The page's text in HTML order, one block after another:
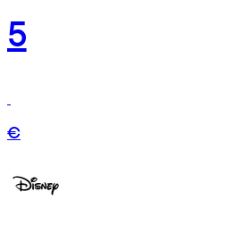
5
€